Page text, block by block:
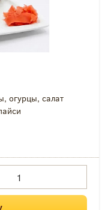
огурцы, салат